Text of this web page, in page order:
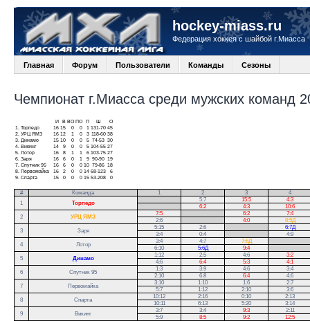
hockey-miass.ru
Федерация хоккея с шайбой г.Миасса
Главная Форум Пользователи Команды Сезоны
Чемпионат г.Миасса среди мужских команд
И В ВО ПО П
О
1.
Торпедо 16 15 0 0 1 131-70 45
2. УРЦ ЯМЗ 16 12 1 0 3 118-60 38
3.
Динамо 15 10 0 0 5 74-53 30
4.
Викинг 14 9 0 0 5 104-55 27
5. Лотор 16 8 1 1 6 103-75 27
6. Заря 16 6 0 1 9 90-90 19
7. Спутник 95 16 6 0 0 10 79-86 18
8.
Первомайка 16 2 0 0 14 68-123
6
9. Спарта 15 0 0 0 15 53-208 0
# Команда 1 2 3
4
1
Торпедо
5:7 15:5
4:3
6:2 4:3
10:6
2
УРЦ ЯМЗ
7:5 6:2
7:4
2:6
4:0
6:5Д
3
Заря
5:15 2:6
6:7Д
3:4
0:4
4:9
4
Лотор
3:4 4:7 7:6Д
6:10
5:6Д 9:4
5
Динамо
1:12 2:5 4:6
3:2
4:6
6:4 5:3
4:1
6
Спутник 95
1:3 3:9 4:6
3:4
2:10
6:8 6:4
4:6
7
Первомайка
3:10 1:10 1:6
2:7
5:7
1:12 2:10
3:6
8
Спарта
10:12 2:16 0:10
2:13
10:11
6:13 5:20
3:14
9
Викинг
3:7 3:4 9:3
2:11
5:9
8:5 9:2 12:5